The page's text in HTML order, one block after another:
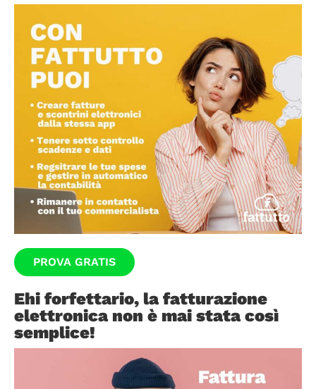
PROVA GRATIS
Ehi forfettario, la fatturazione
elettronica non è mai stata così
semplice!